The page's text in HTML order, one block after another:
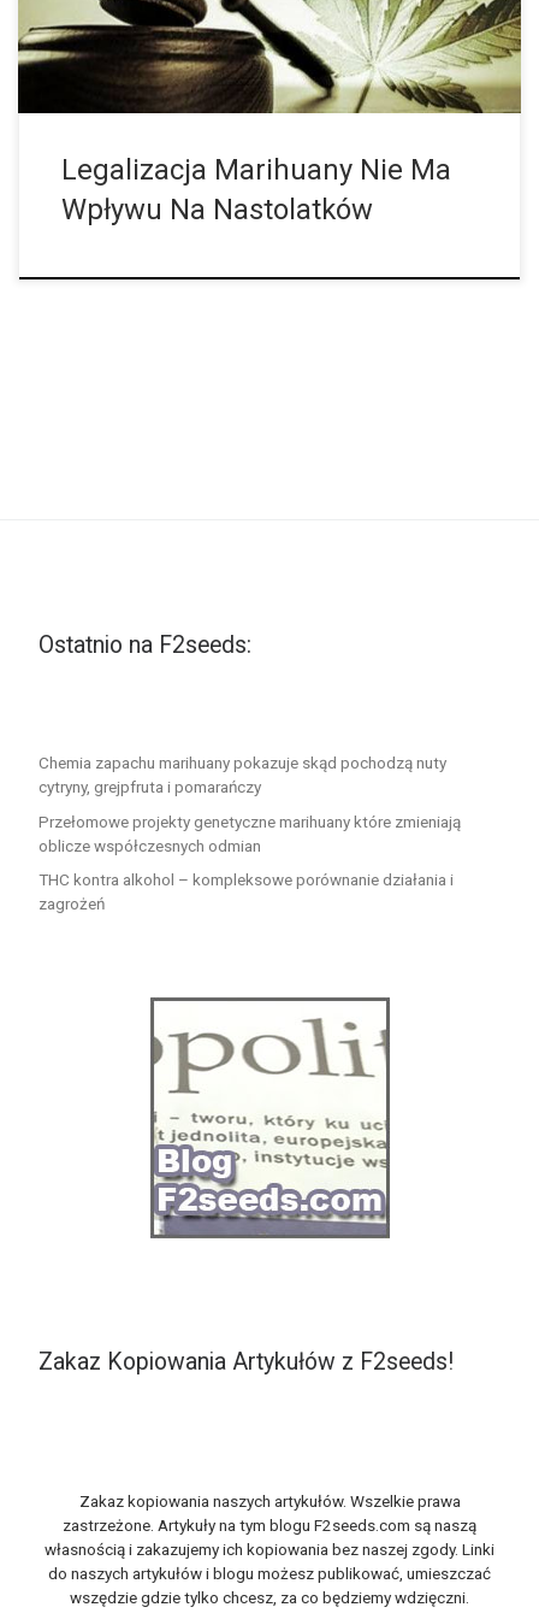
ceny i różnorodności produktów w dzielnicach szkolnych oraz
tego, jak wpłynęły one na używanie konopi indyjskich przez
nastolatków i możliwą podatność na nie w […]
Legalizacja Marihuany Nie Ma
Wpływu Na Nastolatków
Ostatnio na F2seeds:
Chemia zapachu marihuany pokazuje skąd pochodzą nuty
cytryny, grejpfruta i pomarańczy
Przełomowe projekty genetyczne marihuany które zmieniają
oblicze współczesnych odmian
THC kontra alkohol – kompleksowe porównanie działania i
zagrożeń
Zakaz Kopiowania Artykułów z F2seeds!
Zakaz kopiowania naszych artykułów. Wszelkie prawa
zastrzeżone. Artykuły na tym blogu F2seeds.com są naszą
własnością i zakazujemy ich kopiowania bez naszej zgody. Linki
do naszych artykułów i blogu możesz publikować, umieszczać
wszędzie gdzie tylko chcesz, za co będziemy wdzięczni.